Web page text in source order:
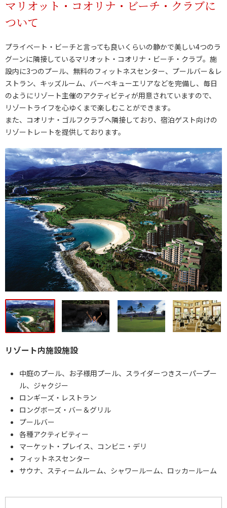
マリオット・コオリナ・ビーチ・クラブに
ついて
プライベート・ビーチと言っても良いくらいの静かで美しい4つのラ
グーンに隣接しているマリオット・コオリナ・ビーチ・クラブ。施
設内に3つのプール、無料のフィットネスセンター、プールバー＆レ
ストラン、キッズルーム、バーベキューエリアなどを完備し、毎日
のようにリゾート主催のアクティビティが用意されていますので、
リゾートライフを心ゆくまで楽しむことができます。
また、コオリナ・ゴルフクラブへ隣接しており、宿泊ゲスト向けの
リゾートレートを提供しております。
リゾート内施設施設
中庭のプール、お子様用プール、スライダーつきスーパープー
ル、ジャクジー
ロンギーズ・レストラン
ロングボーズ・バー＆グリル
プールバー
各種アクティビティー
マーケット・プレイス、コンビニ・デリ
フィットネスセンター
サウナ、スティームルーム、シャワールーム、ロッカールーム